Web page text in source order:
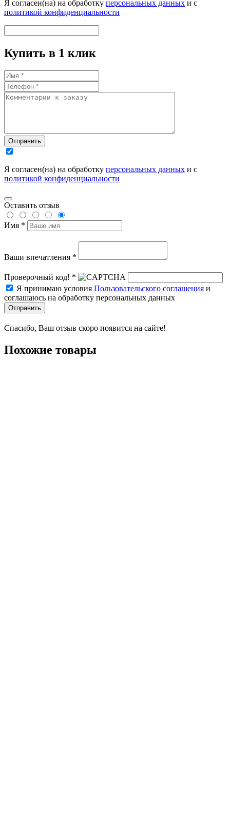
Я согласен(на) на обработку персональных данных и с
политикой конфиденциальности
Купить в 1 клик
Отправить
Я согласен(на) на обработку персональных данных и с
политикой конфиденциальности
Оставить отзыв
Имя *
Ваши впечатления *
Проверочный код! *
Я принимаю условия Пользовательского соглашения и
соглашаюсь на обработку персональных данных
Отправить
Спасибо, Ваш отзыв скоро появится на сайте!
Похожие товары